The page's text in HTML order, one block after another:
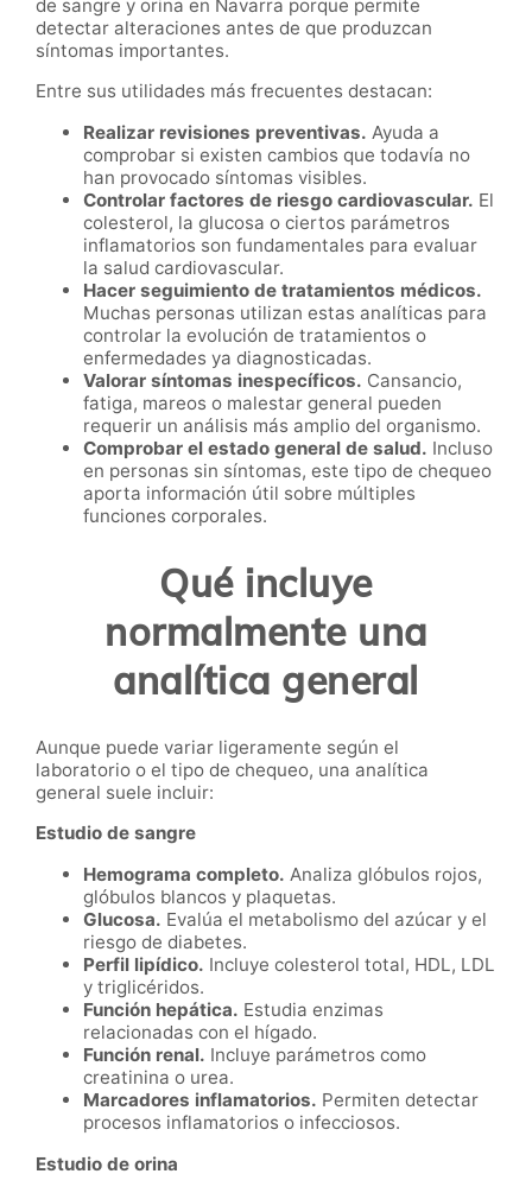
de sangre y orina en Navarra porque permite
detectar alteraciones antes de que produzcan
síntomas importantes.
Entre sus utilidades más frecuentes destacan:
Realizar revisiones preventivas. Ayuda a
comprobar si existen cambios que todavía no
han provocado síntomas visibles.
Controlar factores de riesgo cardiovascular. El
colesterol, la glucosa o ciertos parámetros
inflamatorios son fundamentales para evaluar
la salud cardiovascular.
Hacer seguimiento de tratamientos médicos.
Muchas personas utilizan estas analíticas para
controlar la evolución de tratamientos o
enfermedades ya diagnosticadas.
Valorar síntomas inespecíficos. Cansancio,
fatiga, mareos o malestar general pueden
requerir un análisis más amplio del organismo.
Comprobar el estado general de salud. Incluso
en personas sin síntomas, este tipo de chequeo
aporta información útil sobre múltiples
funciones corporales.
Qué incluye
normalmente una
analítica general
Aunque puede variar ligeramente según el
laboratorio o el tipo de chequeo, una analítica
general suele incluir:
Estudio de sangre
Hemograma completo. Analiza glóbulos rojos,
glóbulos blancos y plaquetas.
Glucosa. Evalúa el metabolismo del azúcar y el
riesgo de diabetes.
Perfil lipídico. Incluye colesterol total, HDL, LDL
y triglicéridos.
Función hepática. Estudia enzimas
relacionadas con el hígado.
Función renal. Incluye parámetros como
creatinina o urea.
Marcadores inflamatorios. Permiten detectar
procesos inflamatorios o infecciosos.
Estudio de orina